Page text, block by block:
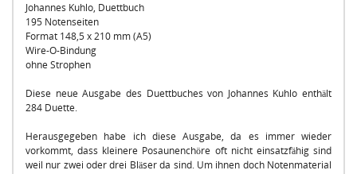
Johannes Kuhlo, Duettbuch
195 Notenseiten
Format 148,5 x 210 mm (A5)
Wire-O-Bindung
ohne Strophen
Diese neue Ausgabe des Duettbuches von Johannes Kuhlo enthält
284 Duette.
Herausgegeben habe ich diese Ausgabe, da es immer wieder
vorkommt, dass kleinere Posaunenchöre oft nicht einsatzfähig sind
weil nur zwei oder drei Bläser da sind. Um ihnen doch Notenmaterial